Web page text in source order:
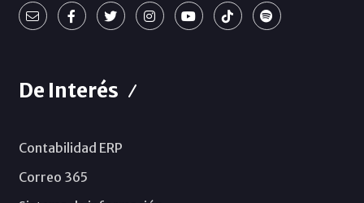
De Interés
Contabilidad ERP
Correo 365